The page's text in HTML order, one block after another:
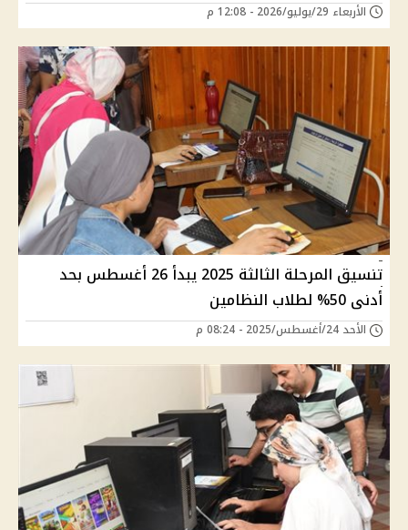
الأربعاء 29/يوليو/2026 - 12:08 م
تنسيق المرحلة الثالثة 2025 يبدأ 26 أغسطس بحد
أدنى 50% لطلاب النظامين
الأحد 24/أغسطس/2025 - 08:24 م